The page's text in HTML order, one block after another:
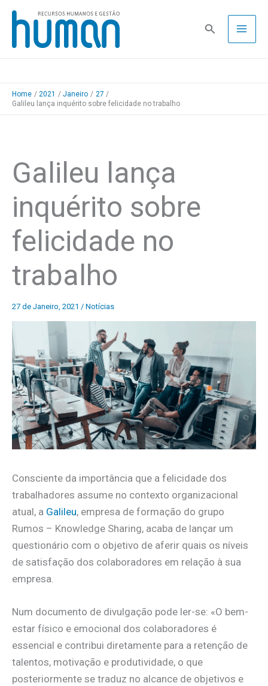
Skip
content
Pesquisa
Home 2021 Janeiro
27
Galileu lança inquérito sobre felicidade no trabalho
Galileu lança
inquérito sobre
felicidade no
trabalho
27 de Janeiro, 2021 / Notícias
Consciente da importância que a felicidade dos
trabalhadores assume no contexto organizacional
atual, a Galileu, empresa de formação do grupo
Rumos – Knowledge Sharing, acaba de lançar um
questionário com o objetivo de aferir quais os níveis
de satisfação dos colaboradores em relação à sua
empresa.
Num documento de divulgação pode ler-se: «O bem-
estar físico e emocional dos colaboradores é
essencial e contribui diretamente para a retenção de
talentos, motivação e produtividade, o que
posteriormente se traduz no alcance de objetivos e